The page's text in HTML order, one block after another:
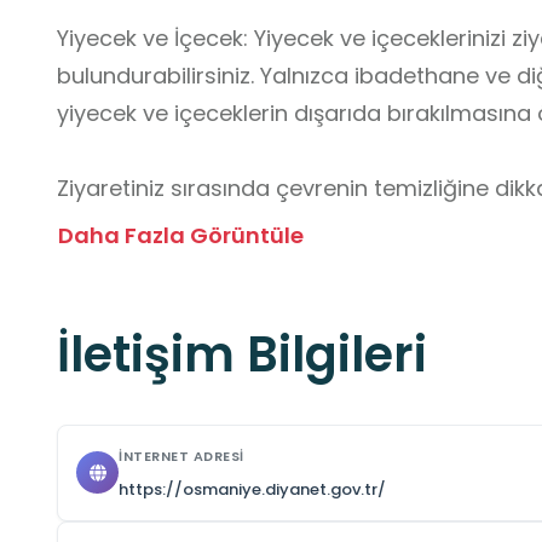
Yiyecek ve İçecek: Yiyecek ve içeceklerinizi
bulundurabilirsiniz. Yalnızca ibadethane ve
yiyecek ve içeceklerin dışarıda
Ziyaretiniz sırasında çevrenin temizliğine
çöp kutularına atınız.
Güvenlik ve Ulaşım: Öğrencilerin ziyarete
için trafik kurallarına uyulmalı ve gerekli
sorumlu öğretmenlerin sürekli gözetiminde
Kıyafet ve Davranış Kuralları: Öğrencilere
Daha Fazla Görüntüle
İletişim Bilgileri
İNTERNET ADRESI
https://osmaniye.diyanet.gov.tr/